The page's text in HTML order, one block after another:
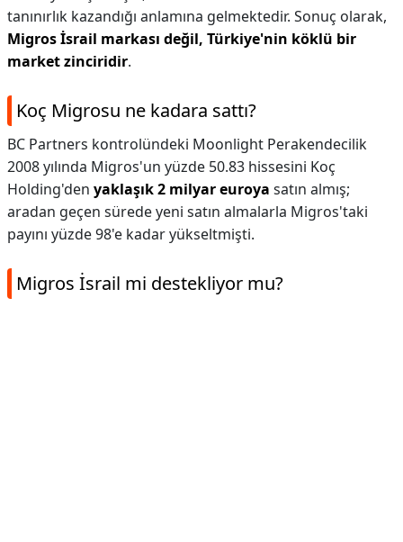
tanınırlık kazandığı anlamına gelmektedir. Sonuç olarak,
Migros İsrail markası değil, Türkiye'nin köklü bir
market zinciridir.
Koç Migrosu ne kadara sattı?
BC Partners kontrolündeki Moonlight Perakendecilik
2008 yılında Migros'un yüzde 50.83 hissesini Koç
Holding'den yaklaşık 2 milyar euroya satın almış;
aradan geçen sürede yeni satın almalarla Migros'taki
payını yüzde 98'e kadar yükseltmişti.
Migros İsrail mi destekliyor mu?